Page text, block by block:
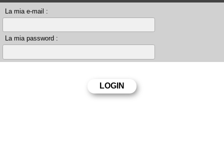
La mia e-mail :
La mia password :